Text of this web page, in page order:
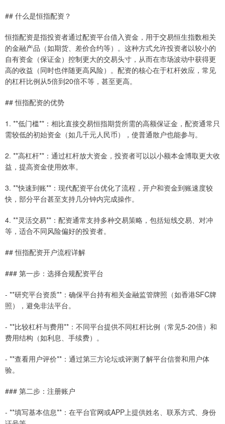
## 什么是恒指配资？
恒指配资是指投资者通过配资平台借入资金，用于交易恒生指数相关
的金融产品（如期货、差价合约等）。这种方式允许投资者以较小的
自有资金（保证金）控制更大的交易头寸，从而在市场波动中获得更
高的收益（同时也伴随更高风险）。配资的核心在于杠杆效应，常见
的杠杆比例从5倍到20倍不等，甚至更高。
## 恒指配资的优势
1. **低门槛**：相比直接交易恒指期货所需的高额保证金，配资通常只
需较低的初始资金（如几千元人民币），使普通散户也能参与。
2. **高杠杆**：通过杠杆放大资金，投资者可以以小额本金博取更大收
益，提高资金使用效率。
3. **快速到账**：现代配资平台优化了流程，开户和资金到账速度较
快，部分平台甚至支持几分钟内完成操作。
4. **灵活交易**：配资通常支持多种交易策略，包括短线交易、对冲
等，适合不同风险偏好的投资者。
## 恒指配资开户流程详解
### 第一步：选择合规配资平台
- **研究平台资质**：确保平台持有相关金融监管牌照（如香港SFC牌
照），避免非法平台。
- **比较杠杆与费用**：不同平台提供不同杠杆比例（常见5-20倍）和
费用结构（如利息、手续费）。
- **查看用户评价**：通过第三方论坛或评测了解平台信誉和用户体
验。
### 第二步：注册账户
- **填写基本信息**：在平台官网或APP上提供姓名、联系方式、身份